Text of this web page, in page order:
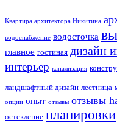
Квартира архитектора Никитина
водоснабжение водосточка
главное гостиная дизайн
интерьер канализация
ландшафтный дизайн лестница
опции опыт отзывы отзывы
остекление планировки